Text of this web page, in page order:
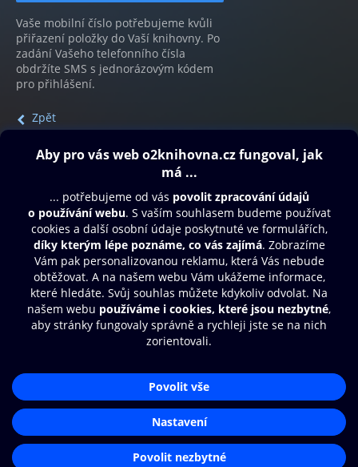
Vaše mobilní číslo potřebujeme kvůli
přiřazení položky do Vaší knihovny. Po
zadání Vašeho telefonního čísla
obdržíte SMS s jednorázovým kódem
pro přihlášení.
Zpět
Obsah ke stažení
Moje O2 Knihovna
Další zábava
© O2 Czech Republic a.s.
Přístupnost
Zásady zpracování osobních údajů
Nastavení cookies
Aplikace O2 Knihovna
Čti a poslouchej své e-knihy a
audioknihy rychleji a pohodlněji.